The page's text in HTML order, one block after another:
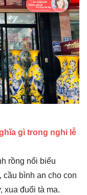
gì trong nghi lễ
rồng nổi biểu
bình an cho con
xua đuổi tà ma.